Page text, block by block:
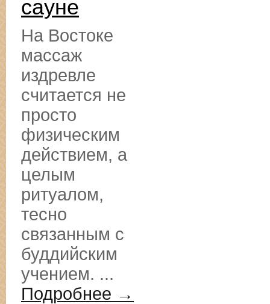
сауне
На Востоке
массаж
издревле
считается не
просто
физическим
действием, а
целым
ритуалом,
тесно
связанным с
буддийским
учением. ...
Подробнее →